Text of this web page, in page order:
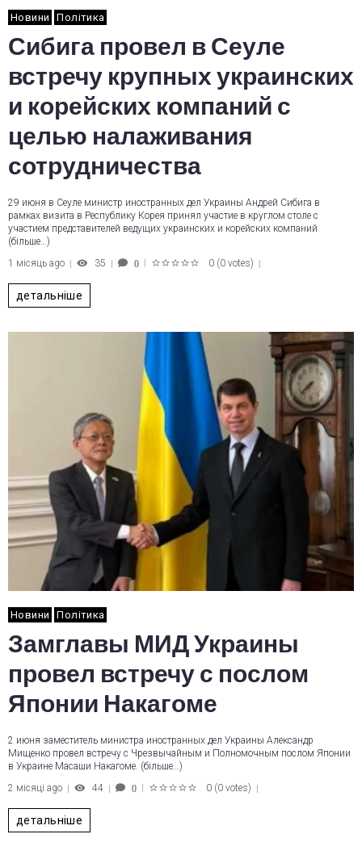
Новини Політика
Сибига провел в Сеуле
встречу крупных украинских
и корейских компаний с
целью налаживания
сотрудничества
29 июня в Сеуле министр иностранных дел Украины Андрей Сибига в
рамках визита в Республику Корея принял участие в круглом столе с
участием представителей ведущих украинских и корейских компаний
(більше…)
1 місяць ago
35 0 0 (0 votes)
детальніше
Новини Політика
Замглавы МИД Украины
провел встречу с послом
Японии Накагоме
2 июня заместитель министра иностранных дел Украины Александр
Мищенко провел встречу с Чрезвычайным и Полномочным послом Японии
в Украине Масаши Накагоме. (більше…)
2 місяці ago
44 0 0 (0 votes)
детальніше